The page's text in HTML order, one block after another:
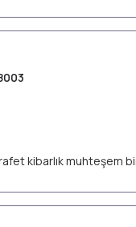
kibarlık muhteşem